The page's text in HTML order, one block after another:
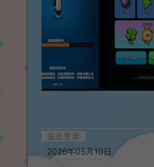
最近更新
2026年05月10日